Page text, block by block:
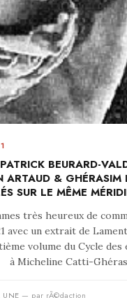
BEURARD-
ARTAUD & GHÉRASIM
SUR LE MÊME
très heureux de
avec un extrait de
volume du Cycle des
Micheline Catti-
UNE — par rÃ©daction